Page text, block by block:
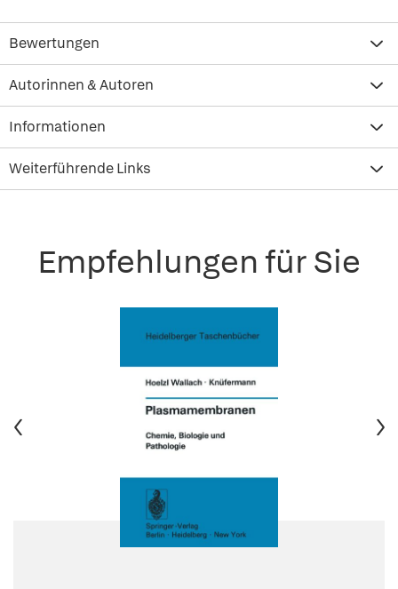
Bewertungen
Autorinnen & Autoren
Informationen
Weiterführende Links
Empfehlungen für Sie